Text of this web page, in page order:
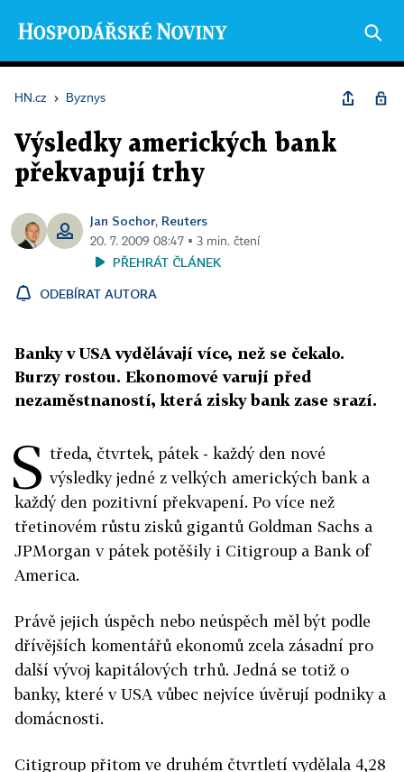
HN.cz › Byznys
Výsledky amerických bank
překvapují trhy
Jan Sochor, Reuters
20. 7. 2009 08:47 ▪ 3 min. čtení
PŘEHRÁT ČLÁNEK
ODEBÍRAT AUTORA
Banky v USA vydělávají více, než se čekalo.
Burzy rostou. Ekonomové varují před
nezaměstnaností, která zisky bank zase srazí.
S tředa, čtvrtek, pátek - každý den nové
výsledky jedné z velkých amerických bank a
každý den pozitivní překvapení. Po více než
třetinovém růstu zisků gigantů Goldman Sachs a
JPMorgan v pátek potěšily i Citigroup a Bank of
America.
Právě jejich úspěch nebo neúspěch měl být podle
dřívějších komentářů ekonomů zcela zásadní pro
další vývoj kapitálových trhů. Jedná se totiž o
banky, které v USA vůbec nejvíce úvěrují podniky a
domácnosti.
Citigroup přitom ve druhém čtvrtletí vydělala 4,28